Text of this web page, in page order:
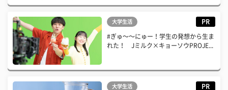
大学生活 PR
#ぎゅ〜〜にゅー！学生の発想から生ま
れた！ Jミルク×キョーソウPROJE...
大学生活 PR